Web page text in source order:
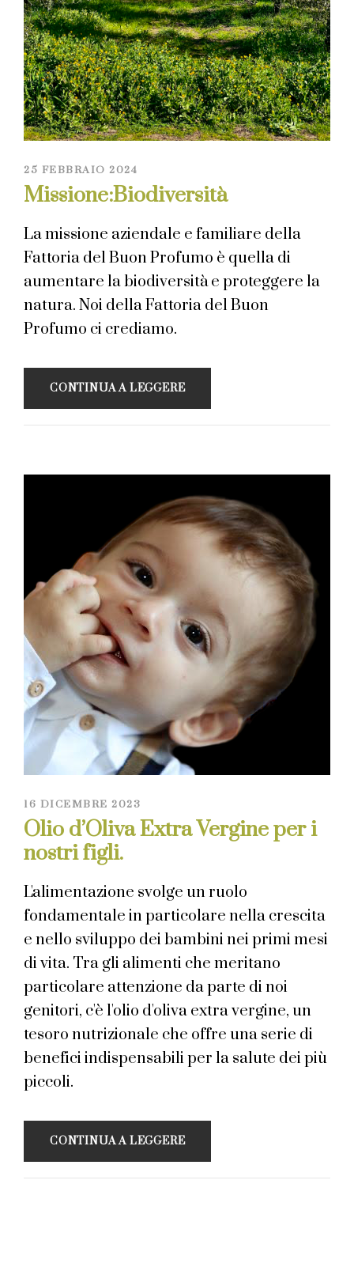
25 FEBBRAIO 2024
Missione:Biodiversità
La missione aziendale e familiare della
Fattoria del Buon Profumo è quella di
aumentare la biodiversità e proteggere la
natura. Noi della Fattoria del Buon
Profumo ci crediamo.
CONTINUA A LEGGERE
16 DICEMBRE 2023
Olio d’Oliva Extra Vergine per i
nostri figli.
L'alimentazione svolge un ruolo
fondamentale in particolare nella crescita
e nello sviluppo dei bambini nei primi mesi
di vita. Tra gli alimenti che meritano
particolare attenzione da parte di noi
genitori, c'è l'olio d'oliva extra vergine, un
tesoro nutrizionale che offre una serie di
benefici indispensabili per la salute dei più
piccoli.
CONTINUA A LEGGERE